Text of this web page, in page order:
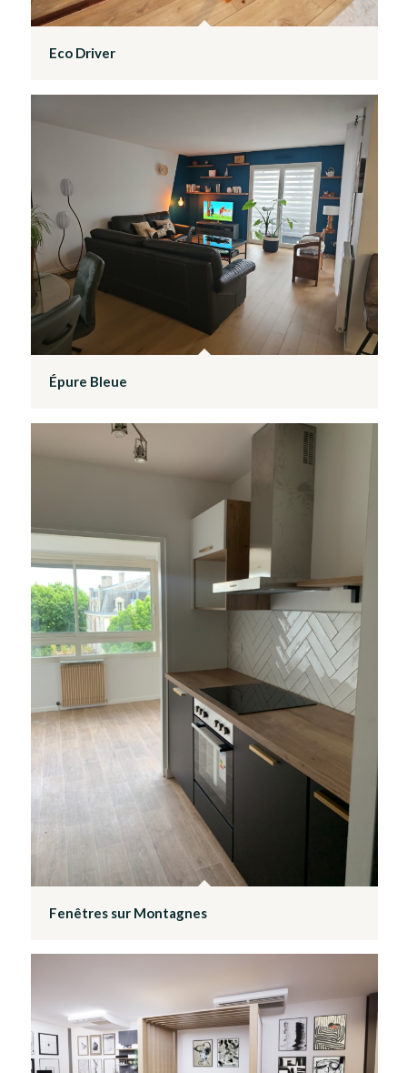
Eco Driver
Épure Bleue
Fenêtres sur Montagnes